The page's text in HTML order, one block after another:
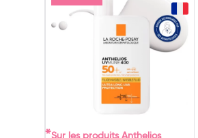
Sur les produits Anthelios